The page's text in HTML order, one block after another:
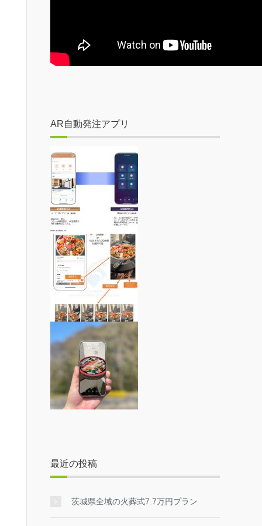
AR自動発注アプリ
最近の投稿
茨城県全域の火葬式7.7万円プラン